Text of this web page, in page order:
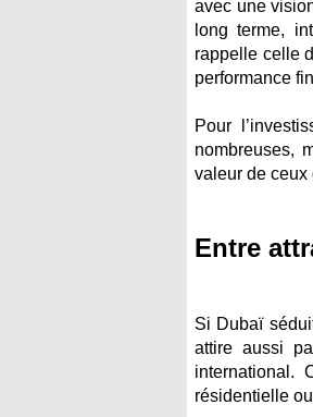
avec une
long terme,
rappelle celle
performance
Pour
nombreuses,
valeur de ceux
Entre
Si Dubaï
attire aussi
international.
résidentielle